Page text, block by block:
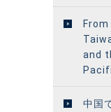
and
中国